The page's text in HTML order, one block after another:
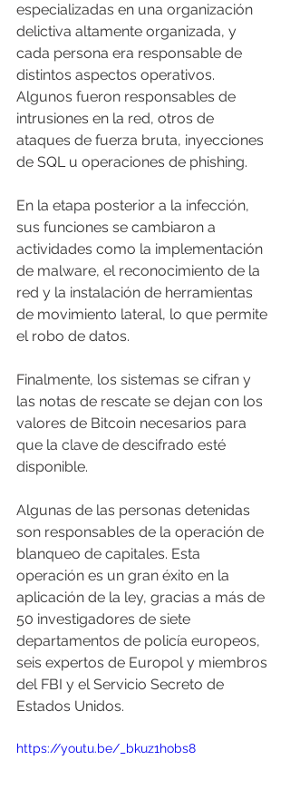
especializadas en una organización
delictiva altamente organizada, y
cada persona era responsable de
distintos aspectos operativos.
Algunos fueron responsables de
intrusiones en la red, otros de
ataques de fuerza bruta, inyecciones
de SQL u operaciones de phishing.
En la etapa posterior a la infección,
sus funciones se cambiaron a
actividades como la implementación
de malware, el reconocimiento de la
red y la instalación de herramientas
de movimiento lateral, lo que permite
el robo de datos.
Finalmente, los sistemas se cifran y
las notas de rescate se dejan con los
valores de Bitcoin necesarios para
que la clave de descifrado esté
disponible.
Algunas de las personas detenidas
son responsables de la operación de
blanqueo de capitales. Esta
operación es un gran éxito en la
aplicación de la ley, gracias a más de
50 investigadores de siete
departamentos de policía europeos,
seis expertos de Europol y miembros
del FBI y el Servicio Secreto de
Estados Unidos.
https://youtu.be/_bkuz1hobs8